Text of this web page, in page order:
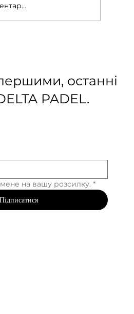
останні
PADEL.
мене на вашу розсилку. *
Підписатися